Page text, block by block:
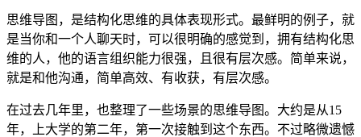
思维导图，是结构化思维的具体表现形式。最鲜明的例子，就
是当你和一个人聊天时，可以很明确的感觉到，拥有结构化思
维的人，他的语言组织能力很强，且很有层次感。简单来说，
就是和他沟通，简单高效、有收获，有层次感。
在过去几年里，也整理了一些场景的思维导图。大约是从15
年，上大学的第二年，第一次接触到这个东西。不过略微遗憾